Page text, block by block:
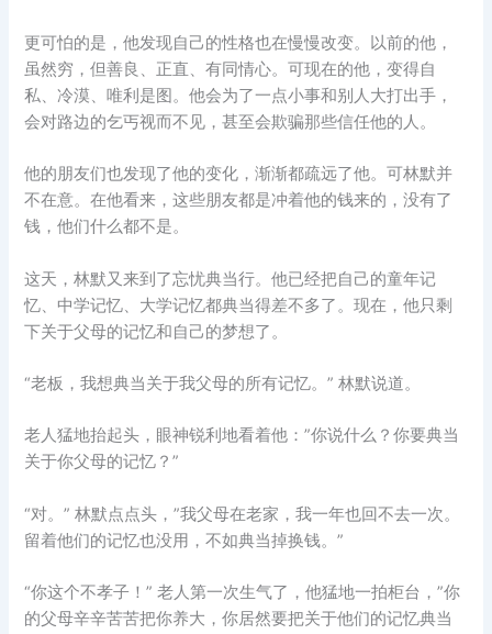
更可怕的是，他发现自己的性格也在慢慢改变。以前的他，
虽然穷，但善良、正直、有同情心。可现在的他，变得自
私、冷漠、唯利是图。他会为了一点小事和别人大打出手，
会对路边的乞丐视而不见，甚至会欺骗那些信任他的人。
他的朋友们也发现了他的变化，渐渐都疏远了他。可林默并
不在意。在他看来，这些朋友都是冲着他的钱来的，没有了
钱，他们什么都不是。
这天，林默又来到了忘忧典当行。他已经把自己的童年记
忆、中学记忆、大学记忆都典当得差不多了。现在，他只剩
下关于父母的记忆和自己的梦想了。
“老板，我想典当关于我父母的所有记忆。” 林默说道。
老人猛地抬起头，眼神锐利地看着他：”你说什么？你要典当
关于你父母的记忆？”
“对。” 林默点点头，”我父母在老家，我一年也回不去一次。
留着他们的记忆也没用，不如典当掉换钱。”
“你这个不孝子！” 老人第一次生气了，他猛地一拍柜台，”你
的父母辛辛苦苦把你养大，你居然要把关于他们的记忆典当